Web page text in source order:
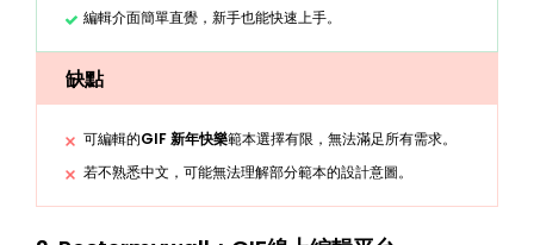
編輯介面簡單直覺，新手也能快速上手。
缺點
可編輯的GIF 新年快樂範本選擇有限，無法滿足所有需求。
若不熟悉中文，可能無法理解部分範本的設計意圖。